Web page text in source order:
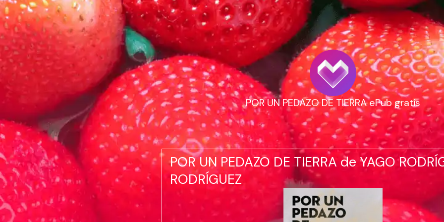
POR UN PEDAZO DE TIERRA ePub gratis
POR UN PEDAZO DE TIERRA de YAGO
RODRÍGUEZ